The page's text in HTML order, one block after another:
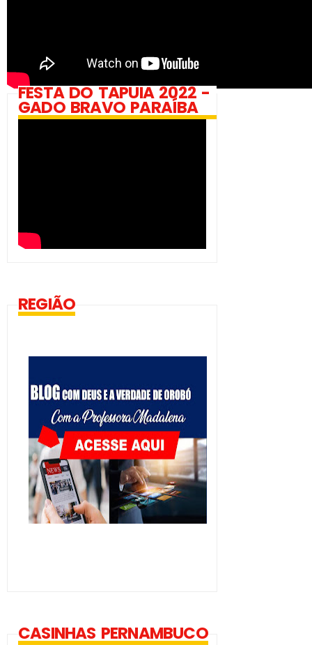
FESTA DO TAPUIA 2022 -
GADO BRAVO PARAÍBA
REGIÃO
CASINHAS PERNAMBUCO